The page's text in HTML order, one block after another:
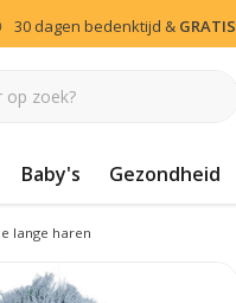
30 dagen bedenktijd & GRATIS
Baby's Gezondheid
lange haren